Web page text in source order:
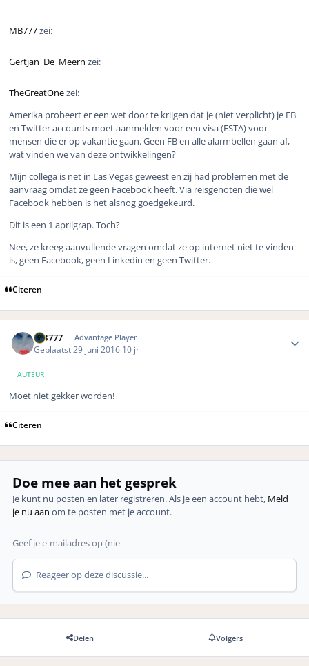
MB777zei:
Gertjan_De_Meern zei:
TheGreatOnezei:
Amerika probeert er een wet door te krijgen dat je (niet verplicht) je FB
en Twitter accounts moet aanmelden voor een visa (ESTA) voor
mensen die er op vakantie gaan. Geen FB en alle alarmbellen gaan af,
wat vinden we van deze ontwikkelingen?
Mijn collega is net in Las Vegas geweest en zij had problemen met de
aanvraag omdat ze geen Facebook heeft. Via reisgenoten die wel
Facebook hebben is het alsnog goedgekeurd.
Dit is een 1 aprilgrap. Toch?
Nee, ze kreeg aanvullende vragen omdat ze op internet niet te vinden
is, geen Facebook, geen Linkedin en geen Twitter.
Citeren
MB777 Advantage Player
Geplaatst 29 juni 2016 10 jr
AUTEUR
Moet niet gekker worden!
Citeren
Doe mee aan het gesprek
Je kunt nu posten en later registreren. Als je een account hebt, Meld
je nu aan om te posten met je account.
Reageer op deze discussie...
Delen Volgers